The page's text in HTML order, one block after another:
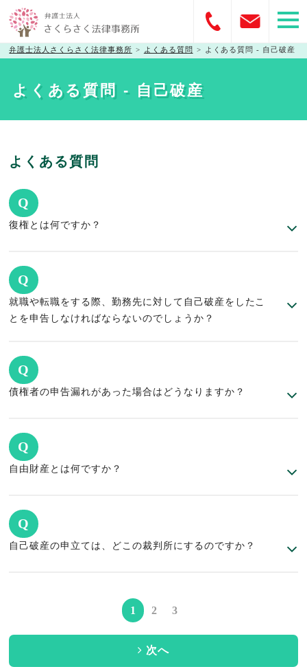
弁護士法人さくらさく法律事務所 > よくある質問 > よくある質問 - 自己破産
よくある質問 - 自己破産
よくある質問
Q
復権とは何ですか？
Q
就職や転職をする際、勤務先に対して自己破産をしたこ
とを申告しなければならないのでしょうか？
Q
債権者の申告漏れがあった場合はどうなりますか？
Q
自由財産とは何ですか？
Q
自己破産の申立ては、どこの裁判所にするのですか？
1 2 3
次へ